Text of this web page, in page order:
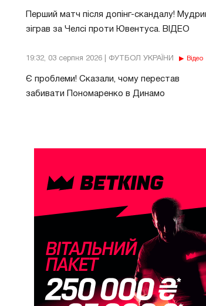
Перший матч після допінг-скандалу!
зіграв за Челсі проти Ювентуса. ВІДЕО
19:32, 03 серпня 2026 | ФУТБОЛ УКРАЇНИ Відео
Є проблеми! Сказали, чому перестав
забивати Пономаренко в Динамо